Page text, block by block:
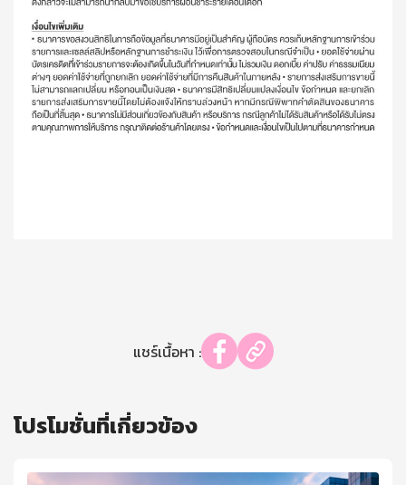
แชร์เนื้อหา :
โปรโมชั่นที่เกี่ยวข้อง